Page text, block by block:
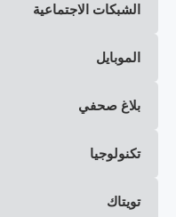
الشبكات الاجتماعية
الموبايل
بلاغ صحفي
تكنولوجيا
تويتاك